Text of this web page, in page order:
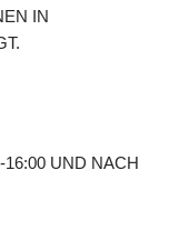
IN
UND NACH